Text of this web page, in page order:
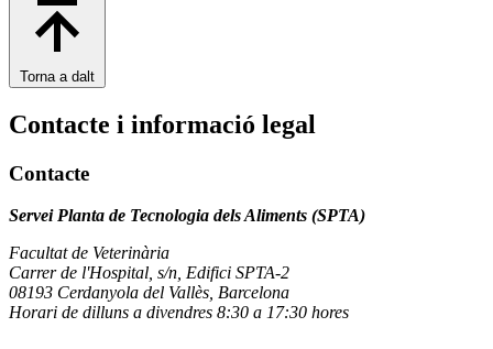
Torna a dalt
Contacte i informació legal
Contacte
Servei Planta de Tecnologia dels Aliments (SPTA)
Facultat de Veterinària
Carrer de l'Hospital, s/n, Edifici SPTA-2
08193 Cerdanyola del Vallès, Barcelona
Horari de dilluns a divendres 8:30 a 17:30 hores